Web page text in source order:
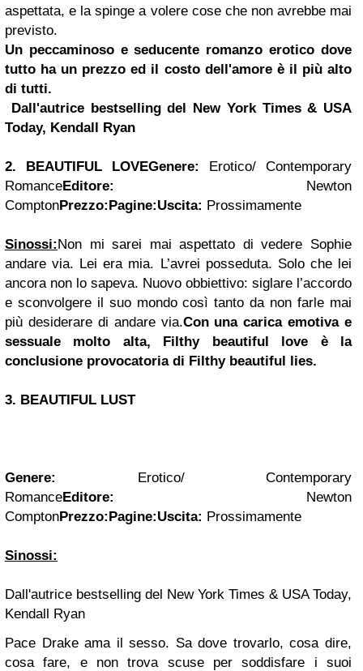
aspettata, e la spinge a volere cose che non avrebbe mai
previsto.
Un peccaminoso e seducente romanzo erotico dove
tutto ha un prezzo ed il costo dell'amore è il più alto
di tutti.
Dall'autrice bestselling del New York Times & USA
Today, Kendall Ryan
2. BEAUTIFUL LOVEGenere:
Erotico/ Contemporary
RomanceEditore:
Newton
ComptonPrezzo:Pagine:Uscita: Prossimamente
Sinossi:Non mi sarei mai aspettato di vedere Sophie
andare via. Lei era mia. L’avrei posseduta. Solo che lei
ancora non lo sapeva. Nuovo obbiettivo: siglare l’accordo
e sconvolgere il suo mondo così tanto da non farle mai
più desiderare di andare via.Con una carica emotiva e
sessuale molto alta, Filthy beautiful love è la
conclusione provocatoria di Filthy beautiful lies.
3. BEAUTIFUL LUST
Genere:
Erotico/ Contemporary
RomanceEditore:
Newton
ComptonPrezzo:Pagine:Uscita: Prossimamente
Sinossi:
Dall'autrice bestselling del New York Times & USA Today,
Kendall Ryan
Pace Drake ama il sesso. Sa dove trovarlo, cosa dire,
cosa fare, e non trova scuse per soddisfare i suoi